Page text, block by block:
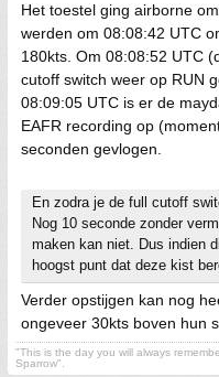
Het toestel ging airborne
werden om 08:08:42 UTC
180kts. Om 08:08:52 UTC
cutoff switch weer op RUN
08:09:05 UTC is er de
EAFR recording op
seconden gevlogen.
En zodra je de full cutoff
Nog 10 seconde zonder
maken kan niet. Dus indien
hoogst punt dat deze kist
Verder opstijgen kan nog
ongeveer 30kts boven hun
"This is the day you will always
Sparrow".